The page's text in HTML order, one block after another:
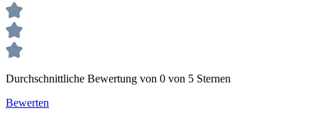
Durchschnittliche Bewertung von 0 von 5 Sternen
Bewerten